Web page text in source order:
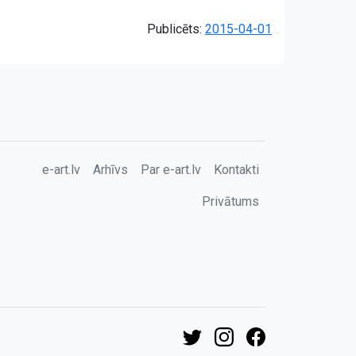
Publicēts: 2015-04-01
e-art.lv Arhīvs Par e-art.lv Kontakti
Privātums